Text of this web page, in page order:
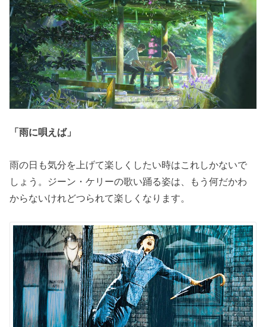
「雨に唄えば」
雨の日も気分を上げて楽しくしたい時はこれしかないで
しょう。ジーン・ケリーの歌い踊る姿は、もう何だかわ
からないけれどつられて楽しくなります。